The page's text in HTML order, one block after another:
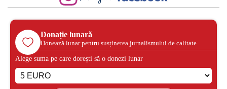
Donație lunară
Donează lunar pentru susținerea jurnalismului de calitate
Alege suma pe care dorești să o donezi lunar